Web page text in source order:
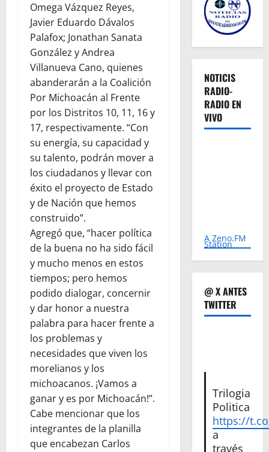
Omega Vázquez Reyes,
Javier Eduardo Dávalos
Palafox; Jonathan Sanata
González y Andrea
Villanueva Cano, quienes
abanderarán a la Coalición
Por Michoacán al Frente
por los Distritos 10, 11, 16 y
17, respectivamente. “Con
su energía, su capacidad y
su talento, podrán mover a
los ciudadanos y llevar con
éxito el proyecto de Estado
y de Nación que hemos
construido”.
Agregó que, “hacer política
de la buena no ha sido fácil
y mucho menos en estos
tiempos; pero hemos
podido dialogar, concernir
y dar honor a nuestra
palabra para hacer frente a
los problemas y
necesidades que viven los
morelianos y los
michoacanos. ¡Vamos a
ganar y es por Michoacán!”.
Cabe mencionar que los
integrantes de la planilla
que encabezan Carlos
NOTICIS
RADIO-
RADIO EN
VIVO
A Zeno.FM
Station
@ X ANTES
TWITTER
Trilogia
Politica
https://
a
través